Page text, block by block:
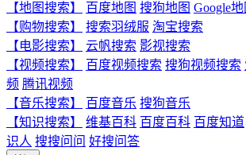
【地图搜索】
百度地图 搜狗地图 Google地
【购物搜索】
搜索羽绒服 淘宝搜索
【电影搜索】
云帆搜索 影视搜索
【视频搜索】
百度视频搜索 搜狗视频搜索
频 腾讯视频
【音乐搜索】
百度音乐 搜狗音乐
【知识搜索】
维基百科 百度百科 百度知道
识人 搜搜问问 好搜问答